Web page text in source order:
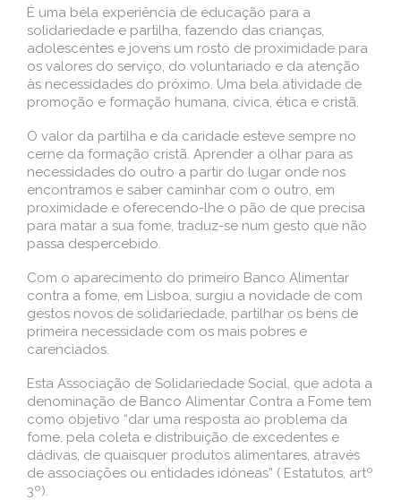
É uma bela experiência de educação para a
solidariedade e partilha, fazendo das crianças,
adolescentes e jovens um rosto de proximidade para
os valores do serviço, do voluntariado e da atenção
às necessidades do próximo. Uma bela atividade de
promoção e formação humana, cívica, ética e cristã.
O valor da partilha e da caridade esteve sempre no
cerne da formação cristã. Aprender a olhar para as
necessidades do outro a partir do lugar onde nos
encontramos e saber caminhar com o outro, em
proximidade e oferecendo-lhe o pão de que precisa
para matar a sua fome, traduz-se num gesto que não
passa despercebido.
Com o aparecimento do primeiro Banco Alimentar
contra a fome, em Lisboa, surgiu a novidade de com
gestos novos de solidariedade, partilhar os bens de
primeira necessidade com os mais pobres e
carenciados.
Esta Associação de Solidariedade Social, que adota a
denominação de Banco Alimentar Contra a Fome tem
como objetivo “dar uma resposta ao problema da
fome, pela coleta e distribuição de excedentes e
dádivas, de quaisquer produtos alimentares, através
de associações ou entidades idóneas” ( Estatutos, artº
3º).